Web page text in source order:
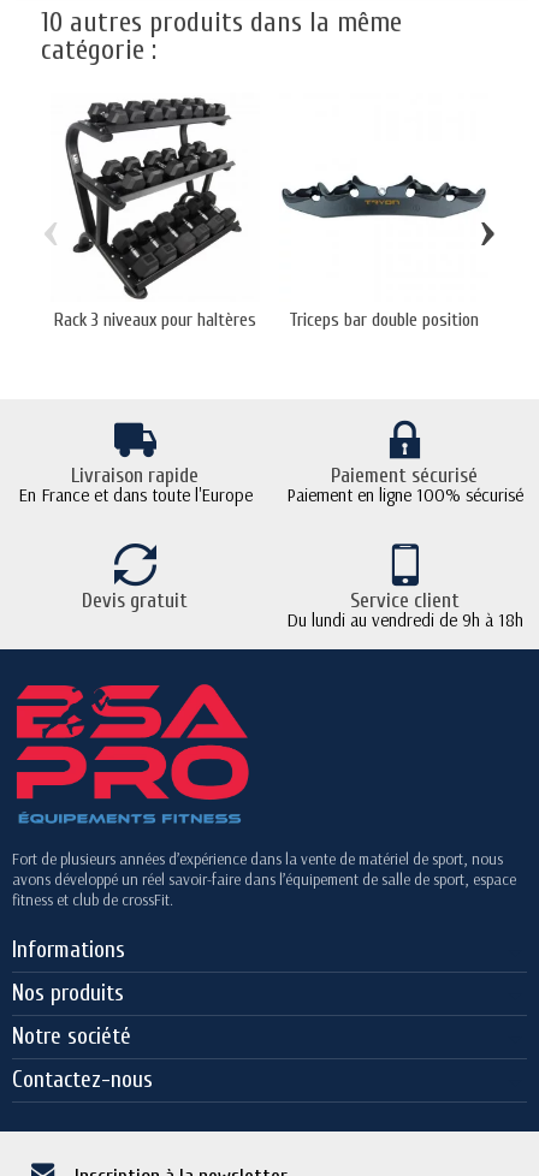
10 autres produits dans la même
catégorie :
Rack 3 niveaux pour haltères Triceps bar double position
‹ ›
Livraison rapide
En France et dans toute l'Europe
Paiement sécurisé
Paiement en ligne 100% sécurisé
Devis gratuit Service client
Du lundi au vendredi de 9h à 18h
Fort de plusieurs années d’expérience dans la vente de matériel de sport, nous
avons développé un réel savoir-faire dans l’équipement de salle de sport, espace
fitness et club de crossFit.
Informations
Nos produits
Notre société
Contactez-nous